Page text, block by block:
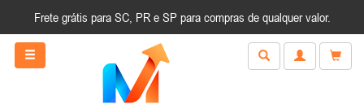
Frete grátis para SC, PR e SP para compras de qualquer valor.